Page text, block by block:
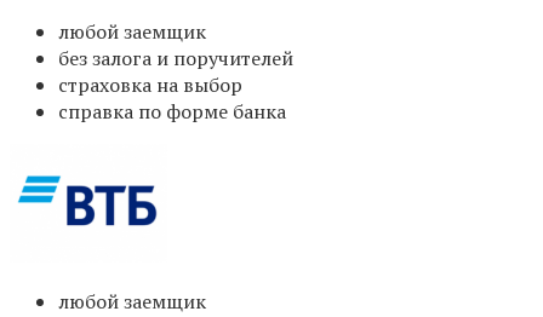
любой заемщик
без залога и поручителей
страховка на выбор
справка по форме банка
любой заемщик